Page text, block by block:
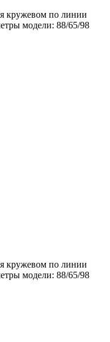
кружевом по линии
модели: 88/65/98
кружевом по линии
модели: 88/65/98